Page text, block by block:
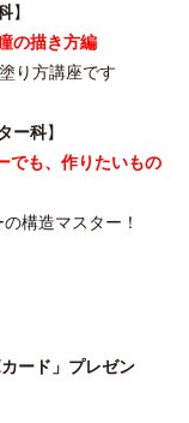
】
の描き方編
り方講座です
ー科】
でも、作りたいもの
構造マスター！
ード」プレゼン